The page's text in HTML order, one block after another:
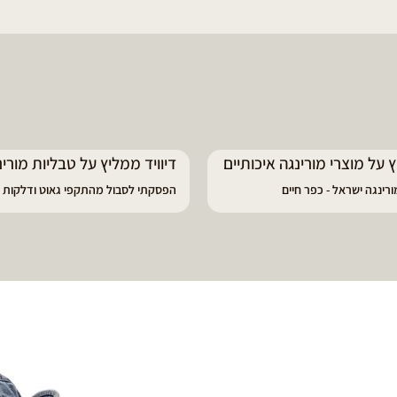
דיוויד ממליץ על טבליות מורינגה
הפסקתי לסבול מהתקפי גאוט ודלקות
מוריה ממליצה
פיתרון מעולה לאמהות ולחיזוק